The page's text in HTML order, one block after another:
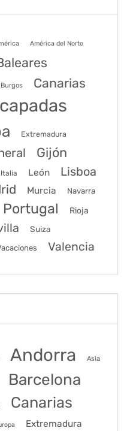
América del Norte
Burgos Canarias
Extremadura
Gijón
Italia León Lisboa
Murcia Navarra
Portugal Rioja
Suiza
Valencia
Andorra Asia
Barcelona
Canarias
Extremadura